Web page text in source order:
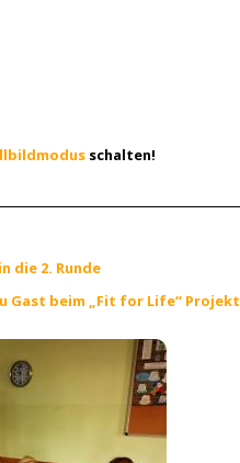
schalten!
die 2. Runde
Gast beim „Fit for Life“ Projekt